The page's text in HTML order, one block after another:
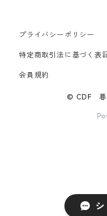
プライバシーポリシー
特定商取引法に基づく表
会員規約
© CDF 暮